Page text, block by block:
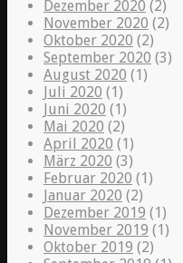
Dezember 2020 (2)
November 2020 (2)
Oktober 2020 (2)
September 2020 (3)
August 2020 (1)
Juli 2020 (1)
Juni 2020 (1)
Mai 2020 (2)
April 2020 (1)
März 2020 (3)
Februar 2020 (1)
Januar 2020 (2)
Dezember 2019 (1)
November 2019 (1)
Oktober 2019 (2)